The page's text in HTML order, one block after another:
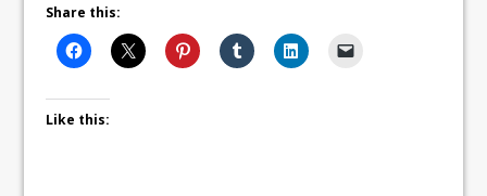
Share this:
Like this: